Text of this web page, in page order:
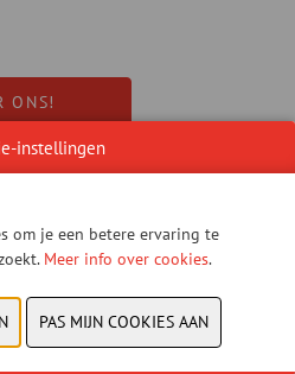
ONS!
gegeven om deze content
instellingen aan om deze
bekijken
instellingen
om je een betere ervaring te
Meer info over cookies.